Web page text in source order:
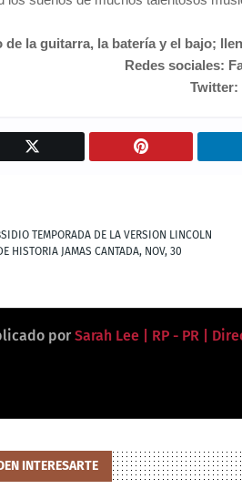
de la guitarra, la batería y el bajo;
Redes sociales:
Twitter:
TEMPORADA DE LA VERSION LINCOLN
HISTORIA JAMAS CANTADA, NOV, 30
por Sarah Lee | RP - PR |
INTERESARTE